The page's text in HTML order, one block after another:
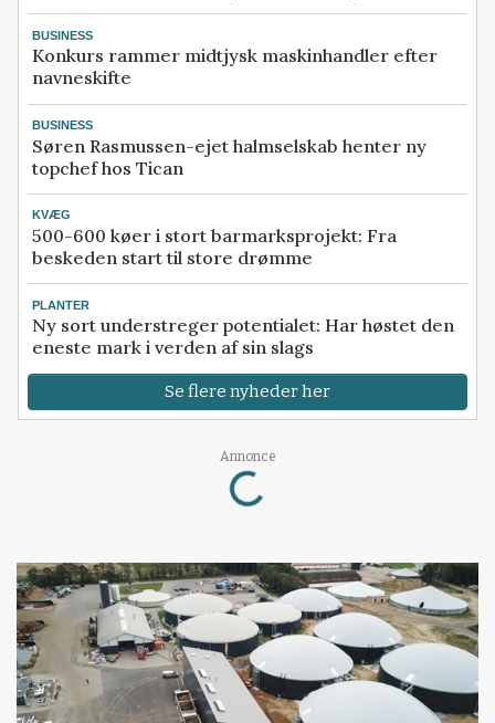
BUSINESS
Konkurs rammer midtjysk maskinhandler efter
navneskifte
BUSINESS
Søren Rasmussen-ejet halmselskab henter ny
topchef hos Tican
KVÆG
500-600 køer i stort barmarksprojekt: Fra
beskeden start til store drømme
PLANTER
Ny sort understreger potentialet: Har høstet den
eneste mark i verden af sin slags
Se flere nyheder her
Annonce
Loading...